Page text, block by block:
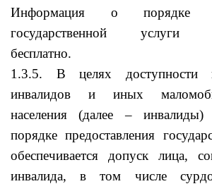
Информация о порядке
государственной услуги
бесплатно.
1.3.5. В целях доступности
инвалидов и иных
населения (далее –
порядке предоставления
обеспечивается допуск лица,
инвалида, в том числе